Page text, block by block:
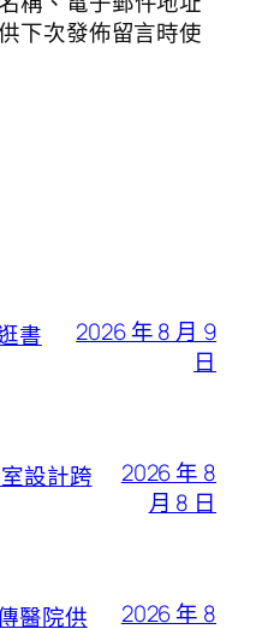
下次發佈留言時使
書
2026 年 8 月 9
日
設計跨
2026 年 8
月 8 日
醫院供
2026 年 8